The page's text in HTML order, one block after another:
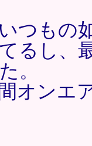
つもの
るし、
。
オン